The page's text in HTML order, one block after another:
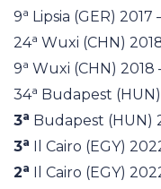
9a Lipsia (GER) 2017
24a Wuxi (CHN)
9a Wuxi (CHN) 2018
34a Budapest
3a Budapest (HUN)
3a Il Cairo (EGY)
2a Il Cairo (EGY)